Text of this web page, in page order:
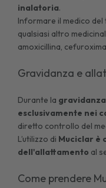
inalatoria.
Informare il medico
qualsiasi altro
amoxicillina,
Gravidanza e
Durante la
esclusivamente nei
diretto controllo del
L’utilizzo di Muciclar è
dell'allattamento al
Come prendere